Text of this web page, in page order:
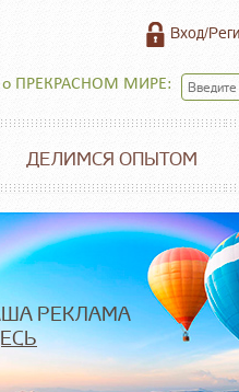
Вход/
о ПРЕКРАСНОМ МИРЕ:
ДЕЛИМСЯ ОПЫТОМ
РЕКЛАМА